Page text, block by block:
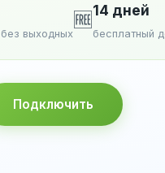
выходных
🆓14 дней
бесплатный
Подключить